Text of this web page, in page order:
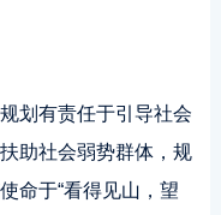
划有责任于引导社会
助社会弱势群体，规
命于“看得见山，望